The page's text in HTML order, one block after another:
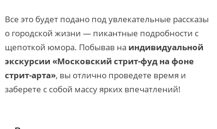
Все это будет подано под увлекательные рассказы
о городской жизни — пикантные подробности с
щепоткой юмора. Побывав на индивидуальной
экскурсии «Московский стрит-фуд на фоне
стрит-арта», вы отлично проведете время и
заберете с собой массу ярких впечатлений!